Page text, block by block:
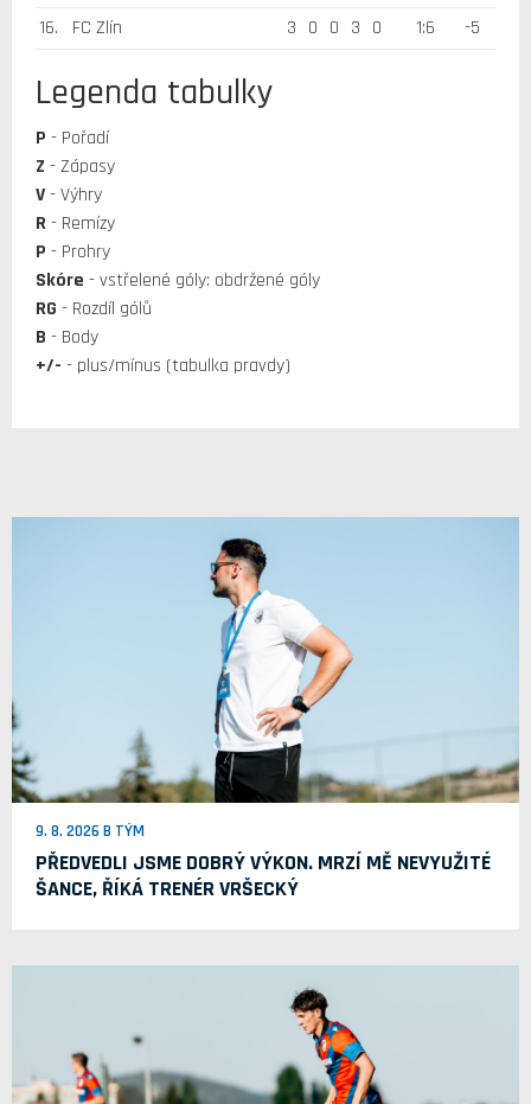
16.
FC Zlín 3 0 0 3 0 1:6 -5
Legenda tabulky
P - Pořadí
Z - Zápasy
V- Výhry
R- Remízy
P - Prohry
Skóre - vstřelené góly: obdržené góly
RG - Rozdíl gólů
B - Body
+/- - plus/mínus (tabulka pravdy)
9. 8. 2026 B TÝM
PŘEDVEDLI JSME DOBRÝ VÝKON. MRZÍ MĚ NEVYUŽITÉ
ŠANCE, ŘÍKÁ TRENÉR VRŠECKÝ